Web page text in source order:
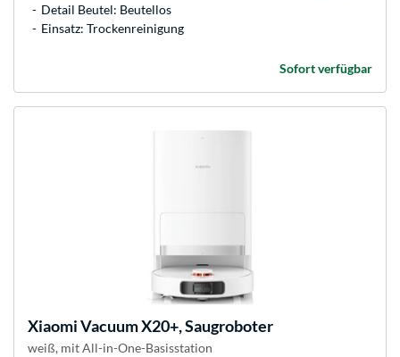
Detail Beutel: Beutellos
Einsatz: Trockenreinigung
Sofort verfügbar
XiaomiVacuum X20+, Saugroboter
weiß, mit All-in-One-Basisstation